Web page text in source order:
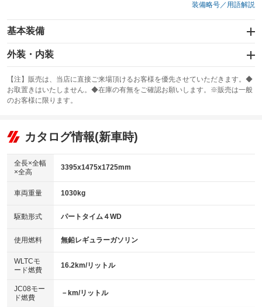
装備略号／用語解説
基本装備
エアバッグ：運転席/助手席/サイド
：装備あり
：装備なし
サンルーフ
：装備なし ABS
リフトアップ
：装備なし
：装備あり
パワーウィンドウ
アイドリングストップ
：装備あり
USB入力端子
：装備なし
100V電源
：装備なし
センターデフロック
：装備なし
電動格納ミラー
：装備あり
外装・内装
カーナビ：SDナビ
：装備あり
TV：フルセグ
：装備あり
ビジュアル：-／DVD再生
：装備あり
アルミホイール：16インチ
：装備あり
HID(キセノンライト)
バックカメラ
エアロ
：装備なし
ローダウン
：装備なし
【注】販売は、当店に直接ご来場頂けるお客様を優先させていただきます。◆
お取置きはいたしません。◆在庫の有無をご確認お願いします。※販売は一般
のお客様に限ります。
カタログ情報(新車時)
全長×全幅
×全高
3395x1475x1725mm
車両重量 1030kg
駆動形式 パートタイム４WD
使用燃料 無鉛レギュラーガソリン
WLTCモ
ード燃費
16.2km/リットル
JC08モー
ド燃費
－km/リットル